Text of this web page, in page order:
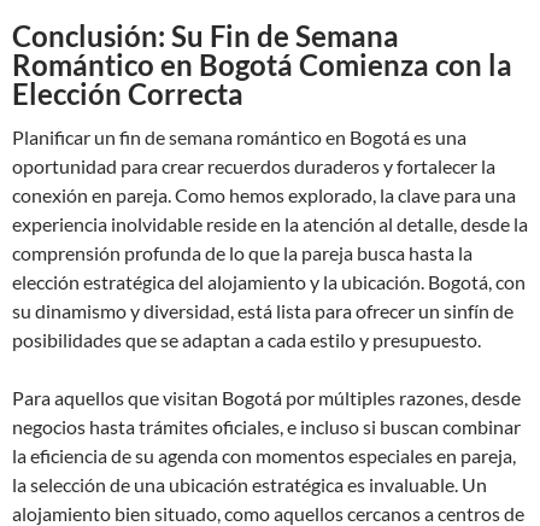
Conclusión: Su Fin de Semana
Romántico en Bogotá Comienza con la
Elección Correcta
Planificar un fin de semana romántico en Bogotá es una
oportunidad para crear recuerdos duraderos y fortalecer la
conexión en pareja. Como hemos explorado, la clave para una
experiencia inolvidable reside en la atención al detalle, desde la
comprensión profunda de lo que la pareja busca hasta la
elección estratégica del alojamiento y la ubicación. Bogotá, con
su dinamismo y diversidad, está lista para ofrecer un sinfín de
posibilidades que se adaptan a cada estilo y presupuesto.
Para aquellos que visitan Bogotá por múltiples razones, desde
negocios hasta trámites oficiales, e incluso si buscan combinar
la eficiencia de su agenda con momentos especiales en pareja,
la selección de una ubicación estratégica es invaluable. Un
alojamiento bien situado, como aquellos cercanos a centros de